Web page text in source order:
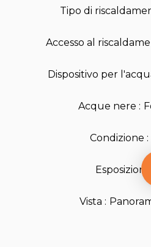
Tipo di
Accesso al
Dispositivo per
Acque nere
Condizione
Esposizione
Vista